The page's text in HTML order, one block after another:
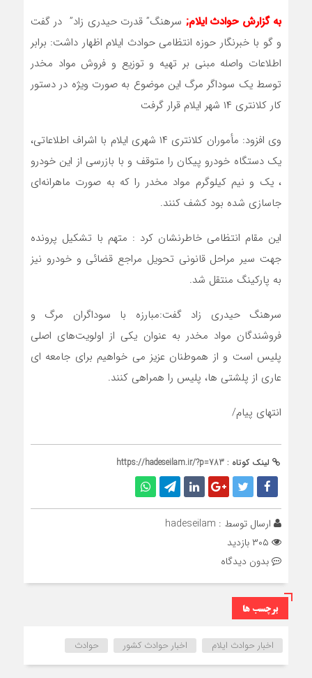
به گزارش حوادث ایلام; سرهنگ” قدرت حیدری زاد” در گفت
و گو با خبرنگار حوزه انتظامی حوادث ایلام اظهار داشت: برابر
اطلاعات واصله مبنی بر تهیه و توزیع و فروش مواد مخدر
توسط یک سوداگر مرگ این موضوع به صورت ویژه در دستور
کار کلانتری ۱۴ شهر ایلام قرار گرفت
وی افزود: مأموران کلانتری ۱۴ شهری ایلام با اشراف اطلاعاتی،
یک دستگاه خودرو پیکان را متوقف و با بازرسی از این خودرو
، یک و نیم کیلوگرم مواد مخدر را که به صورت ماهرانه‌ای
جاسازی شده بود کشف کنند.
این مقام انتظامی خاطرنشان کرد : متهم با تشکیل پرونده
جهت سیر مراحل قانونی تحویل مراجع قضائی و خودرو نیز
به پارکینگ منتقل شد.
سرهنگ حیدری زاد گفت:مبارزه با سوداگران مرگ و
فروشندگان مواد مخدر به عنوان یکی از اولویت‌های اصلی
پلیس است و از هموطنان عزیز می خواهیم برای جامعه ای
عاری از پلشتی ها، پلیس را همراهی کنند.
انتهای پیام/
لینک کوتاه : https://hadeseilam.ir/?p=783
ارسال توسط : hadeseilam
بدون دیدگاه
برچسب ها
اخبار حوادث ایلام اخبار حوادث کشور حوادث